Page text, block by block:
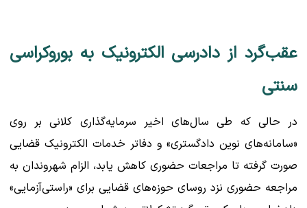
عقب‌گرد از دادرسی الکترونیک به بوروکراسی
سنتی
در حالی که طی سال‌های اخیر سرمایه‌گذاری کلانی بر روی
«سامانه‌های نوین دادگستری» و دفاتر خدمات الکترونیک قضایی
صورت گرفته تا مراجعات حضوری کاهش یابد، الزام شهروندان به
مراجعه حضوری نزد روسای حوزه‌های قضایی برای «راستی‌آزمایی»